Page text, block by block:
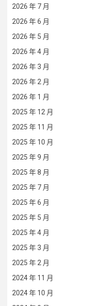
2026 年 7 月
2026 年 6 月
2026 年 5 月
2026 年 4 月
2026 年 3 月
2026 年 2 月
2026 年 1 月
2025 年 12 月
2025 年 11 月
2025 年 10 月
2025 年 9 月
2025 年 8 月
2025 年 7 月
2025 年 6 月
2025 年 5 月
2025 年 4 月
2025 年 3 月
2025 年 2 月
2024 年 11 月
2024 年 10 月